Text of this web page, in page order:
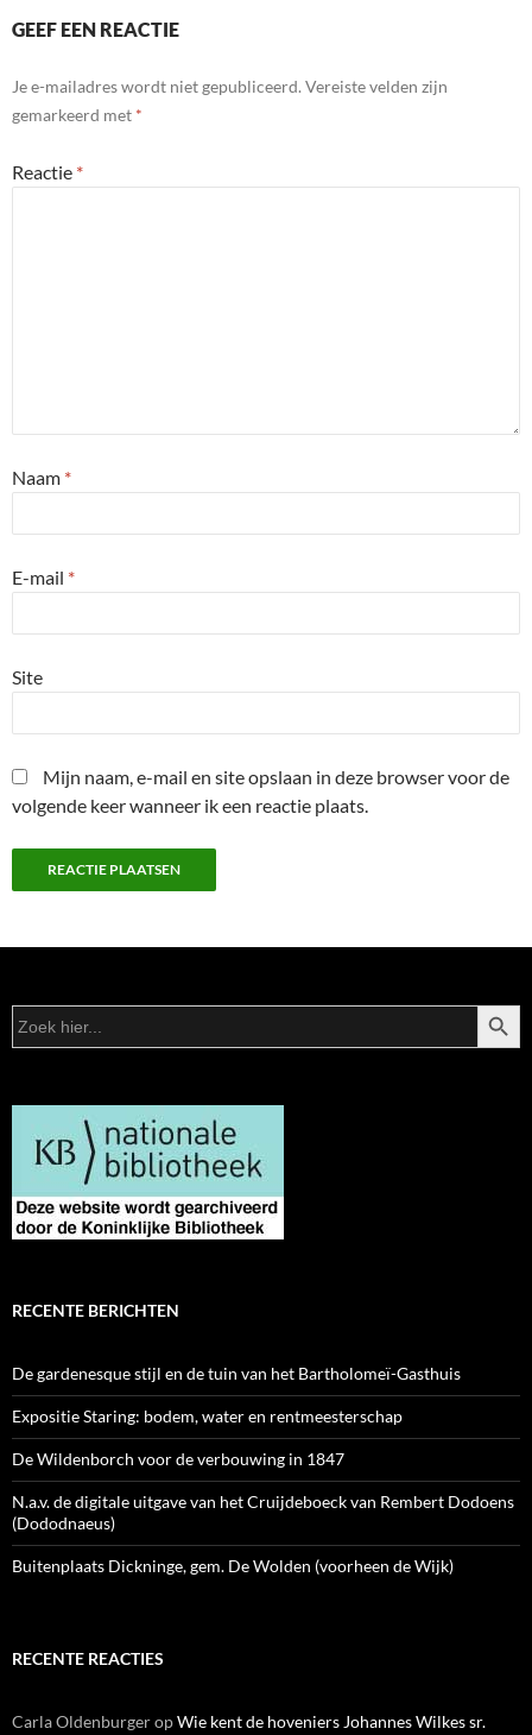
GEEF EEN REACTIE
Je e-mailadres wordt niet gepubliceerd. Vereiste velden zijn
gemarkeerd met *
Reactie *
Naam *
E-mail *
Site
Mijn naam, e-mail en site opslaan in deze browser voor de
volgende keer wanneer ik een reactie plaats.
Zoek
naar:
RECENTE BERICHTEN
De gardenesque stijl en de tuin van het Bartholomeï-Gasthuis
Expositie Staring: bodem, water en rentmeesterschap
De Wildenborch voor de verbouwing in 1847
N.a.v. de digitale uitgave van het Cruijdeboeck van Rembert Dodoens
(Dododnaeus)
Buitenplaats Dickninge, gem. De Wolden (voorheen de Wijk)
RECENTE REACTIES
Carla OldenburgeropWie kent de hoveniers Johannes Wilkes sr.